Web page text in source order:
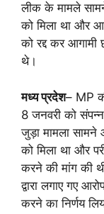
लीक के मामले
को मिला था और
को रद्द कर
थे।
मध्य प्रदेश– MP
8 जनवरी को संपन्न
जुड़ा मामला
को मिला था और
करने की मांग की
द्वारा लगाए गए
करने का निर्णय